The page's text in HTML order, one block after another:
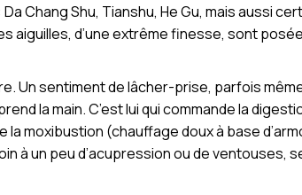
Chang Shu, Tianshu, He Gu, mais aussi
aiguilles, d’une extrême finesse, sont
Un sentiment de lâcher-prise, parfois
la main. C’est lui qui commande la
moxibustion (chauffage doux à base
à un peu d’acupression ou de ventouses,